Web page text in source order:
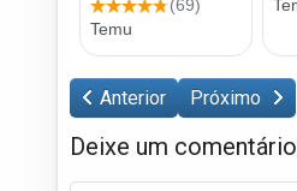
Anterior Próximo
Deixe um comentário